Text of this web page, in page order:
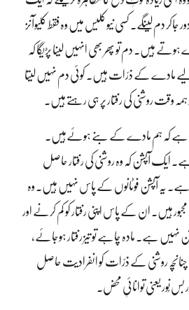
دم لینگے۔ کسی نیوکلیس میں وہ فقط کلیوآنز
ہیں۔ دم تو پھر بھی انہیں لینا پڑیگا کہ
اس لیے مادے کے ذرّات ہیں۔ کوئی دم نہیں لیتا
وقت روشنی کی رفتار پر ہی رہتے ہیں۔
ہے کہ ہم مادے کے بنے ہوئےہیں۔
آپشن کہ وہ روشنی کی رفتار حاصل
یہ آپشن فوٹانوں کے پاس نہیں ہیں۔ وہ
ہیں۔ ان کے پاس اپنی رفتار کو کم کرنے اور
نہیں ہے۔ مادہ چاہے تو تیز رفتار ہوجائے،
چنانچہ روشنی کے ذرّات کو انفرادیت حاصل
نُور یعنی توانائیِ محض۔